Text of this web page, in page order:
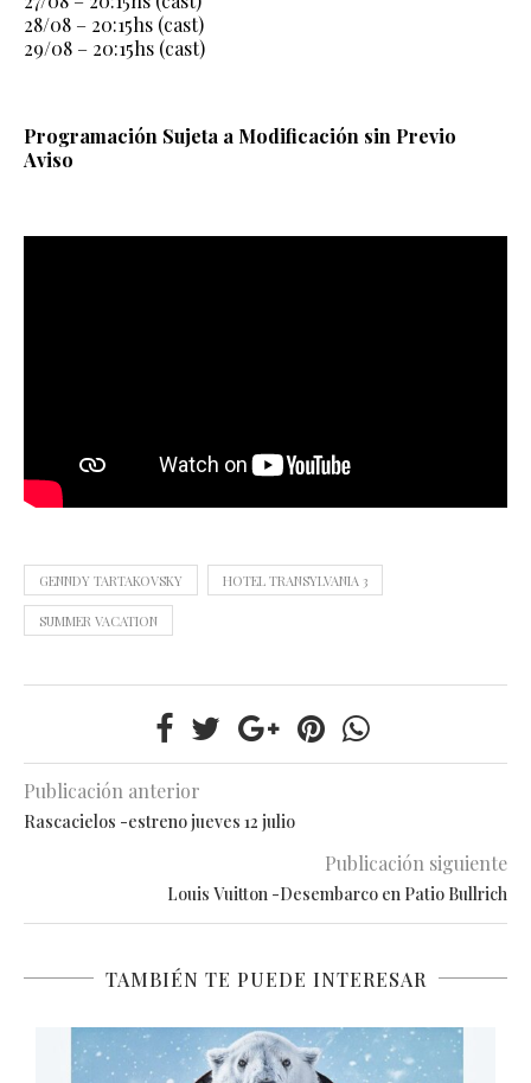
28/08 – 20:15hs (cast)
29/08 – 20:15hs (cast)
Programación Sujeta a Modificación sin Previo
Aviso
GENNDY TARTAKOVSKY HOTEL TRANSYLVANIA 3
SUMMER VACATION
Publicación anterior
Rascacielos -estreno jueves 12 julio
Publicación siguiente
Louis Vuitton -Desembarco en Patio Bullrich
TAMBIÉN TE PUEDE INTERESAR